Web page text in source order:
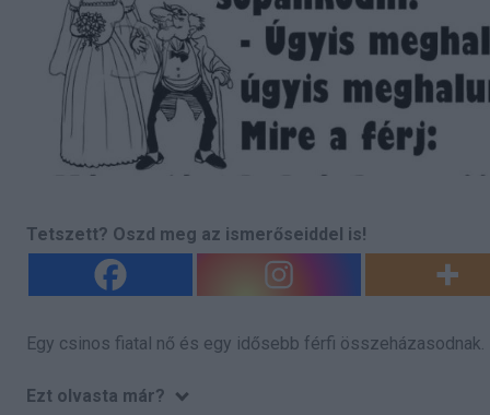
Tetszett? Oszd meg az ismerőseiddel is!
Egy csinos fiatal nő és egy idősebb férfi összeházasodnak.
Ezt olvasta már?